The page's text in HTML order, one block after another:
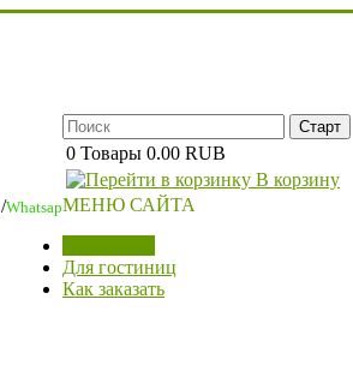
/Whatsap
0 Товары 0.00 RUB
В корзину
МЕНЮ САЙТА
Для гостиниц
Как заказать